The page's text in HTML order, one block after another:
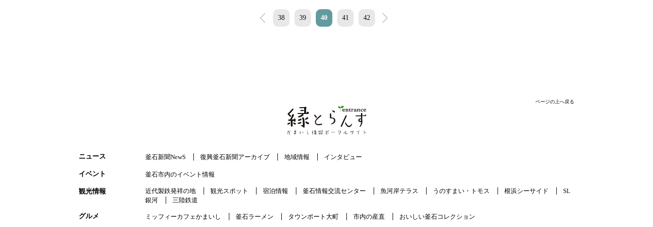
< 38 39 40 41 42 >
ページの上へ戻る
ニュース 釜石新聞NewS 復興釜石新聞アーカイブ 地域情報 インタビュー
イベント 釜石市内のイベント情報
観光情報 近代製鉄発祥の地 観光スポット 宿泊情報 釜石情報交流センター 魚河岸テラス うのすまい・トモス 根浜シーサイド
SL
銀河
三陸鉄道
グルメ ミッフィーカフェかまいし 釜石ラーメン タウンポート大町 市内の産直 おいしい釜石コレクション